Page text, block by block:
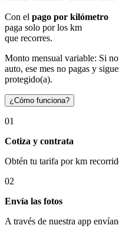
Con el pago por kilómetro
paga solo por los km
que recorres.
Monto mensual variable: Si no
auto, ese mes no pagas y
protegido(a).
¿Cómo funciona?
01
Cotiza y contrata
Obtén tu tarifa por km
02
Envía las fotos
A través de nuestra app